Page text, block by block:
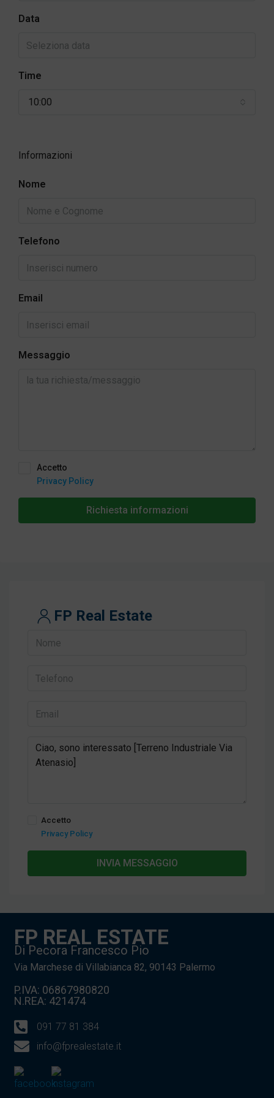
Data
Time
10:00
Informazioni
Nome
Telefono
Email
Messaggio
Accetto
Privacy Policy
Richiesta informazioni
FP Real Estate
Accetto
Privacy Policy
INVIA MESSAGGIO
FP REAL ESTATE
Di Pecora Francesco Pio
Via Marchese di Villabianca 82, 90143 Palermo
P.IVA: 06867980820
N.REA: 421474
091 77 81 384
info@fprealestate.it